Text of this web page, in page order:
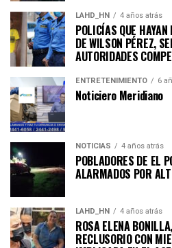
LAHD_HN 4 años atrás
POLICÍAS QUE
DE WILSON PÉREZ,
AUTORIDADES
ENTRETENIMIENTO 6
Noticiero Meridiano
NOTICIAS 4 años atrás
POBLADORES DE EL
ALARMADOS POR
LAHD_HN 4 años atrás
ROSA ELENA
RECLUSORIO CON